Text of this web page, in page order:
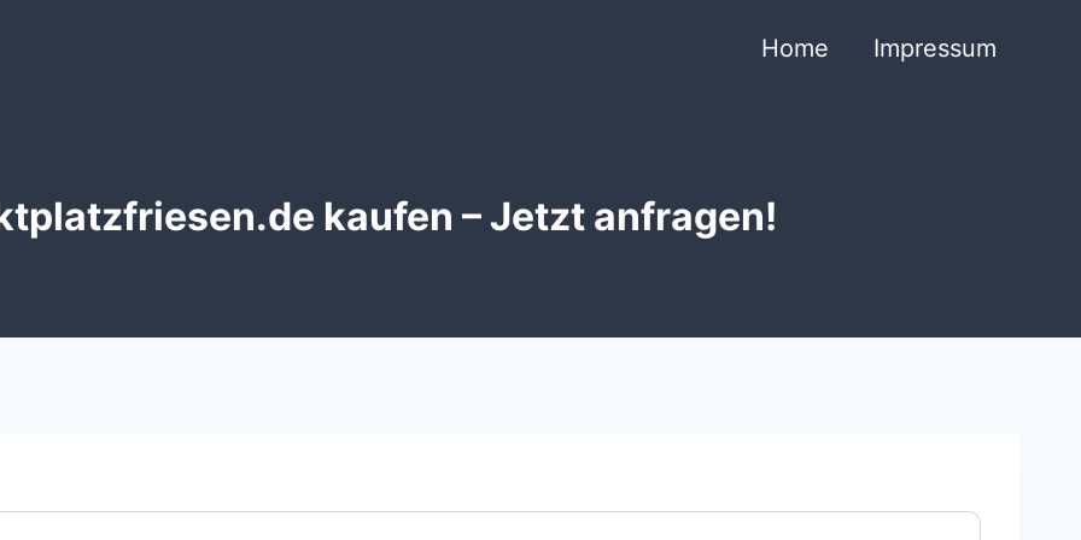
Home Impressum
kaufen – Jetzt anfragen!